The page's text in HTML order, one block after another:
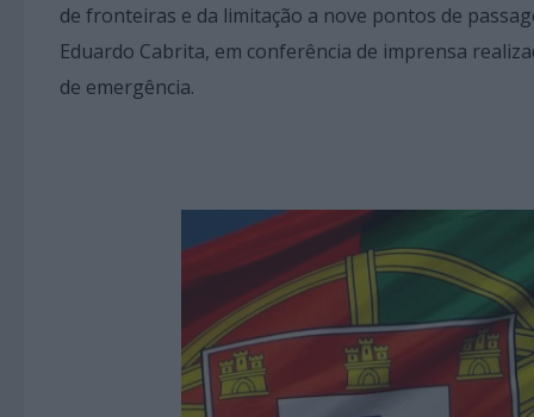
de fronteiras e da limitação a nove pontos de
Eduardo Cabrita, em conferência de imprensa
de emergência.